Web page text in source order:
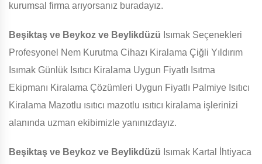
kurumsal firma arıyorsanız buradayız.
Beşiktaş ve Beykoz ve Beylikdüzü Isımak Seçenekleri
Profesyonel Nem Kurutma Cihazı Kiralama Çiğli Yıldırım
Isımak Günlük Isıtıcı Kiralama Uygun Fiyatlı Isıtma
Ekipmanı Kiralama Çözümleri Uygun Fiyatlı Palmiye Isıtıcı
Kiralama Mazotlu ısıtıcı mazotlu ısıtıcı kiralama işlerinizi
alanında uzman ekibimizle yanınızdayız.
Beşiktaş ve Beykoz ve Beylikdüzü Isımak Kartal İhtiyaca